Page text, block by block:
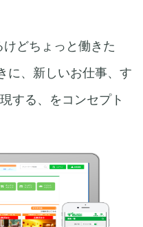
けどちょっと働きた
に、新しいお仕事、す
する、をコンセプト